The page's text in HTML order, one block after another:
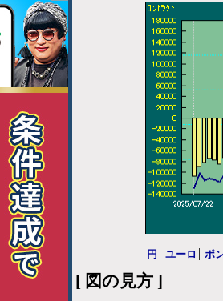
円 ユーロ ポ
[ 図の見方 ]